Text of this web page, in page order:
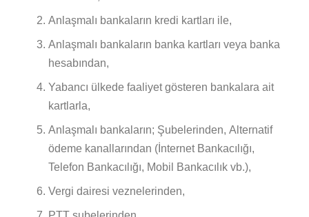
Anlaşmalı bankaların kredi kartları ile,
Anlaşmalı bankaların banka kartları veya banka
hesabından,
Yabancı ülkede faaliyet gösteren bankalara ait
kartlarla,
Anlaşmalı bankaların; Şubelerinden, Alternatif
ödeme kanallarından (İnternet Bankacılığı,
Telefon Bankacılığı, Mobil Bankacılık vb.),
Vergi dairesi veznelerinden,